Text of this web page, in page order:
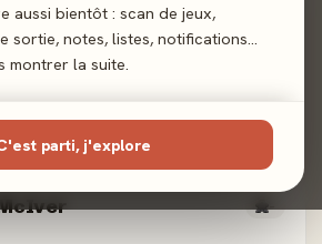
aussi bientôt : scan de jeux,
sortie, notes, listes, notifications…
montrer la suite.
parti, j'explore
Ludographie A-Z
-